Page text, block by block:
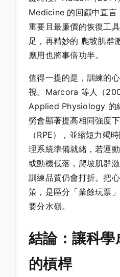
Medicine 的回顧中直言
重要且最廉價的恢復工
足，再精妙的 爬坡肌群
應用也將事倍功半。
值得一提的是，訓練的
視。Marcora 等人（
Applied Physiology 的
勞會顯著提高相同強度
（RPE），並縮短力竭
理系統準備就緒，若運
或動機低落，爬坡肌群
訓練品質仍會打折。把
策，是區分「業餘玩票
要分水嶺。
結論：讓科學
的槓桿